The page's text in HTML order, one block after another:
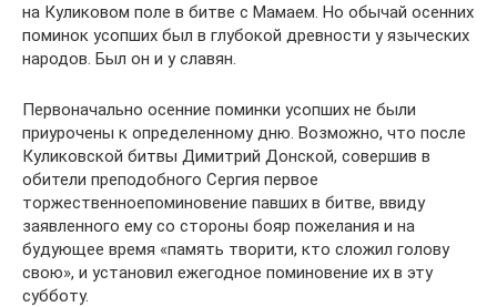
на Куликовом поле в битве с Мамаем. Но обычай осенних
поминок усопших был в глубокой древности у языческих
народов. Был он и у славян.
Первоначально осенние поминки усопших не были
приурочены к определенному дню. Возможно, что после
Куликовской битвы Димитрий Донской, совершив в
обители преподобного Сергия первое
торжественноепоминовение павших в битве, ввиду
заявленного ему со стороны бояр пожелания и на
будующее время «память творити, кто сложил голову
свою», и установил ежегодное поминовение их в эту
субботу.